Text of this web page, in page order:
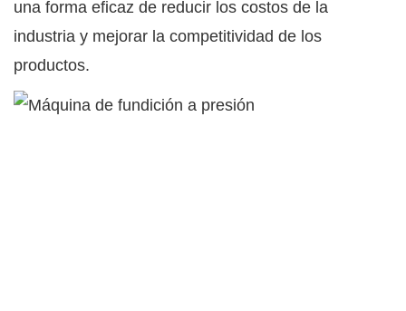
una forma eficaz de reducir los costos de la
industria y mejorar la competitividad de los
productos.